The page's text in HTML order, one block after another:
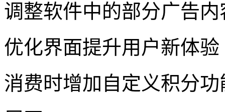
调整软件中的部分广告内
优化界面提升用户新体验
消费时增加自定义积分